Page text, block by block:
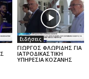
Ειδήσεις
ΓΙΩΡΓΟΣ ΦΛΩΡΙΔΗΣ ΓΙΑ
ΙΑΤΡΟΔΙΚΑΣΤΙΚΗ
ΥΠΗΡΕΣΙΑ ΚΟΖΑΝΗΣ